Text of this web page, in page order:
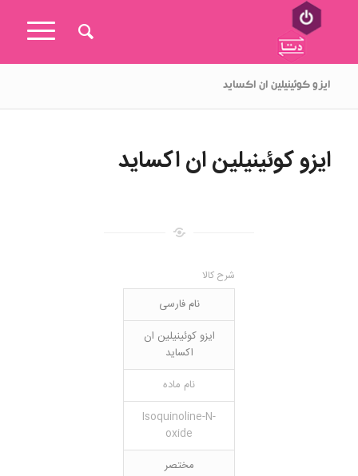
ایزو کوئینیلین ان اکساید
ایزو کوئینیلین ان اکساید
شرح کالا
نام فارسی
ایزو کوئینیلین ان
اکساید
نام ماده
Isoquinoline-N-
oxide
مختصر